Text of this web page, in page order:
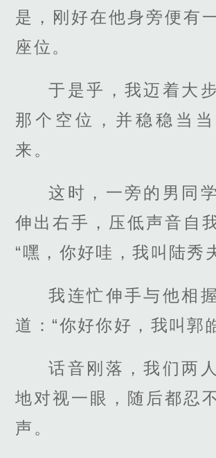
是，刚好在他身旁便有
座位。
于是乎，我迈着大
那个空位，并稳稳当
来。
这时，一旁的男同
伸出右手，压低声音自
“嘿，你好哇，我叫陆秀
我连忙伸手与他相
道：“你好你好，我叫郭
话音刚落，我们两
地对视一眼，随后都忍
声。